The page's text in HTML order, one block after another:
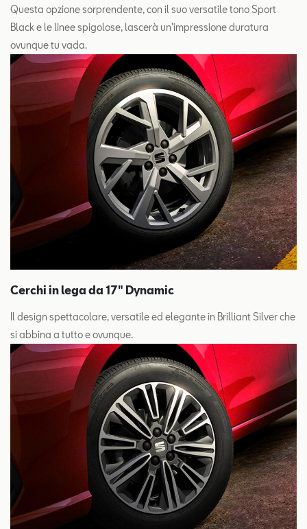
Questa opzione sorprendente, con il suo versatile tono Sport
Black e le linee spigolose, lascerà un'impressione duratura
ovunque tu vada.
Cerchi in lega da 17" Dynamic
Il design spettacolare, versatile ed elegante in Brilliant Silver che
si abbina a tutto e ovunque.